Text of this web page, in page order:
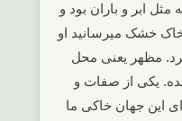
ابر و باران بود و
خشک میرسانید او
مظهر یعنی محل
یکی از صفات و
این جهان خاکی ما